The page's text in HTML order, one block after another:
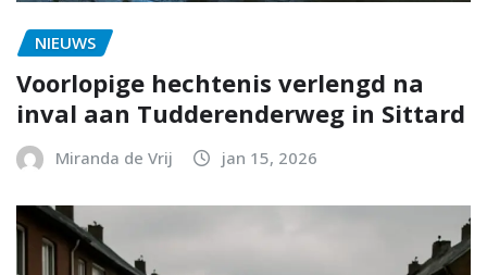
NIEUWS
Voorlopige hechtenis verlengd na
inval aan Tudderenderweg in Sittard
Miranda de Vrij jan 15, 2026